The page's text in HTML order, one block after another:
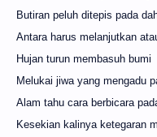
Butiran peluh ditepis pada
Antara harus melanjutkan
Hujan turun membasuh bumi
Melukai jiwa yang mengadu
Alam tahu cara berbicara
Kesekian kalinya ketegaran